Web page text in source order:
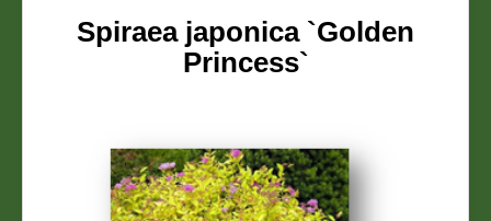
Spiraea japonica `Golden
Princess`